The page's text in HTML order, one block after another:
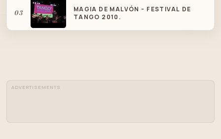
03
MAGIA DE MALVÓN - FESTIVAL DE
TANGO 2010.
ADVERTISEMENTS